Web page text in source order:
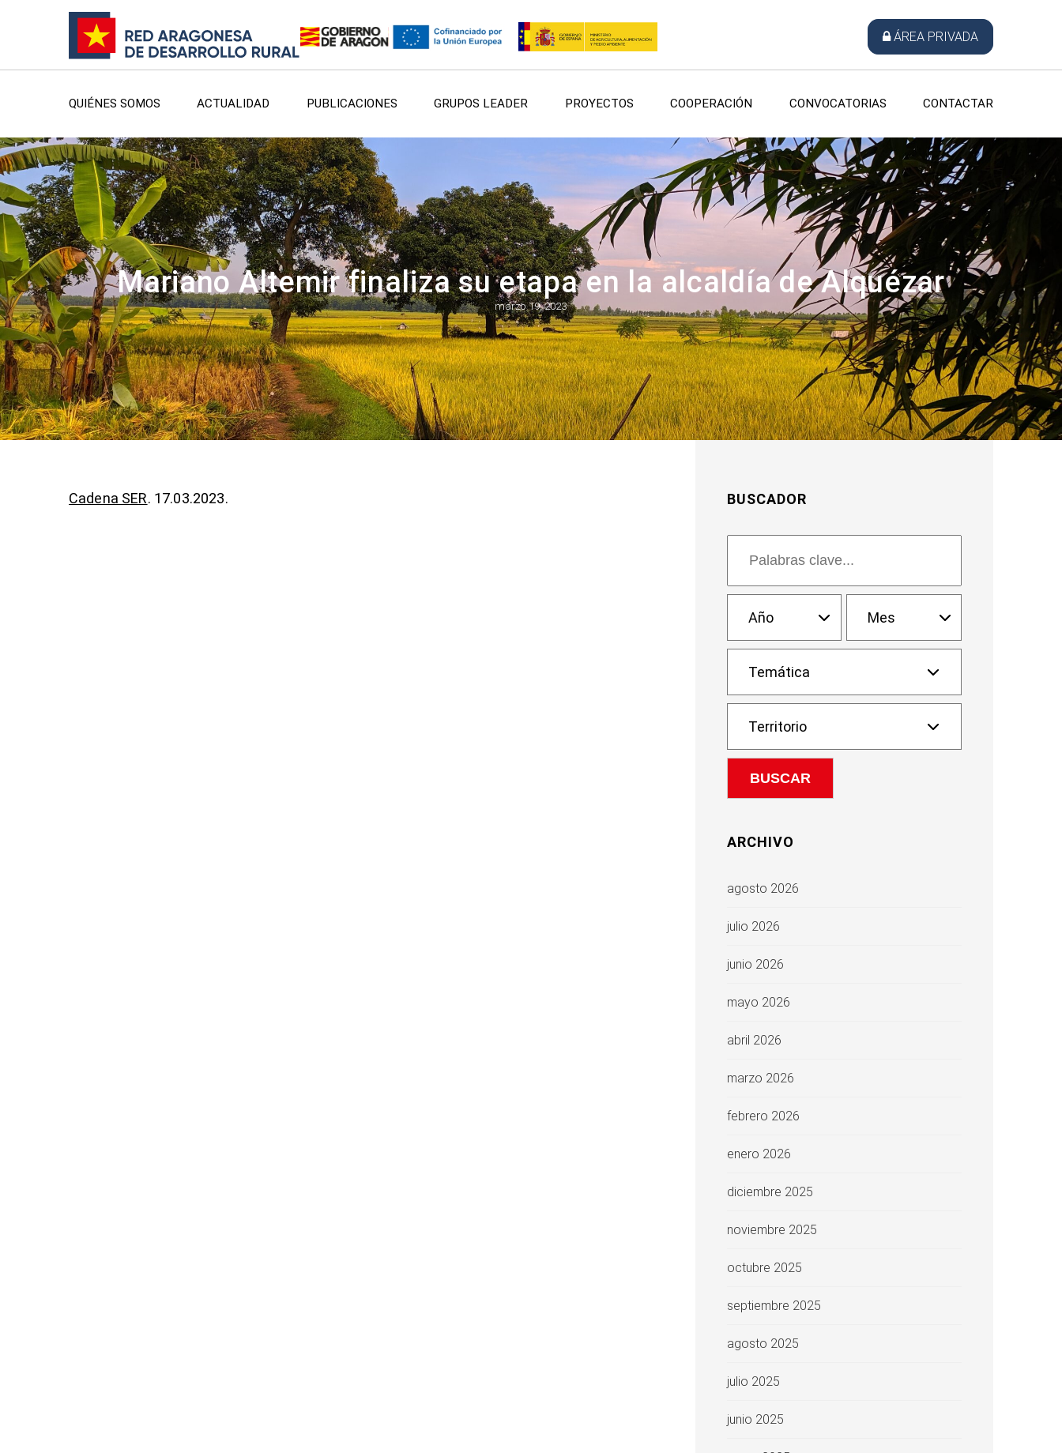
ÁREA PRIVADA
QUIÉNES SOMOS ACTUALIDAD PUBLICACIONES GRUPOS LEADER PROYECTOS COOPERACIÓN CONVOCATORIAS CONTACTAR
Mariano Altemir finaliza su etapa en la alcaldía de Alquézar
marzo 19, 2023
Cadena SER. 17.03.2023. BUSCADOR
ARCHIVO
agosto 2026
julio 2026
junio 2026
mayo 2026
abril 2026
marzo 2026
febrero 2026
enero 2026
diciembre 2025
noviembre 2025
octubre 2025
septiembre 2025
agosto 2025
julio 2025
junio 2025